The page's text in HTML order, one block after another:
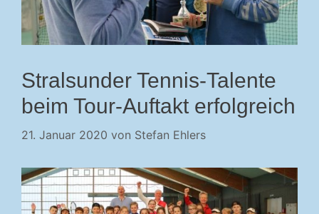
Stralsunder Tennis-Talente
beim Tour-Auftakt erfolgreich
21. Januar 2020 von Stefan Ehlers